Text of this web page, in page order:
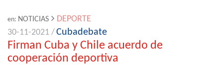
en: NOTICIAS
DEPORTE
30-11-2021 /Cubadebate
Firman Cuba y Chile acuerdo de
cooperación deportiva